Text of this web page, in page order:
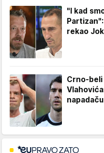
"I kad
rekao
Crno-beli